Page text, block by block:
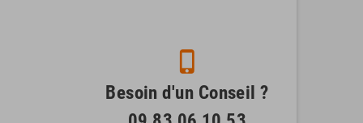
phone_iphone
Besoin d'un Conseil ?